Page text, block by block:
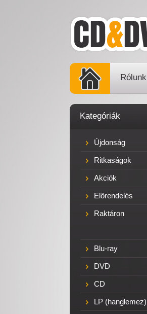
Rólunk
Kategóriák
Újdonság
Ritkaságok
Akciók
Előrendelés
Raktáron
Blu-ray
DVD
CD
LP (hanglemez)